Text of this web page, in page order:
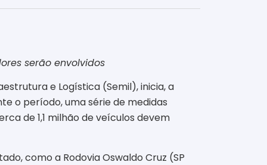
serão envolvidos
e Logística (Semil), inicia, a
o período, uma série de medidas
de 1,1 milhão de veículos devem
como a Rodovia Oswaldo Cruz (SP